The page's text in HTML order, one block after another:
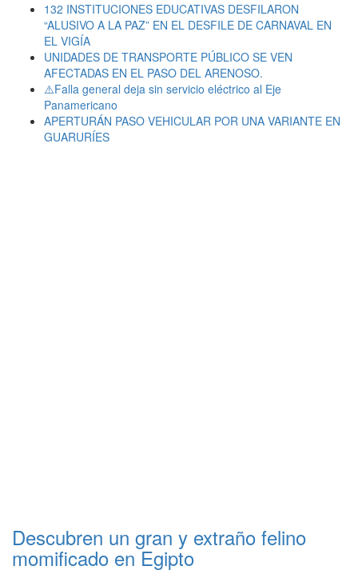
132 INSTITUCIONES EDUCATIVAS DESFILARON
“ALUSIVO A LA PAZ” EN EL DESFILE DE CARNAVAL EN
EL VIGÍA
UNIDADES DE TRANSPORTE PÚBLICO SE VEN
AFECTADAS EN EL PASO DEL ARENOSO.
⚠️Falla general deja sin servicio eléctrico al Eje
Panamericano
APERTURÁN PASO VEHICULAR POR UNA VARIANTE EN
GUARURÍES
Descubren un gran y extraño felino
momificado en Egipto